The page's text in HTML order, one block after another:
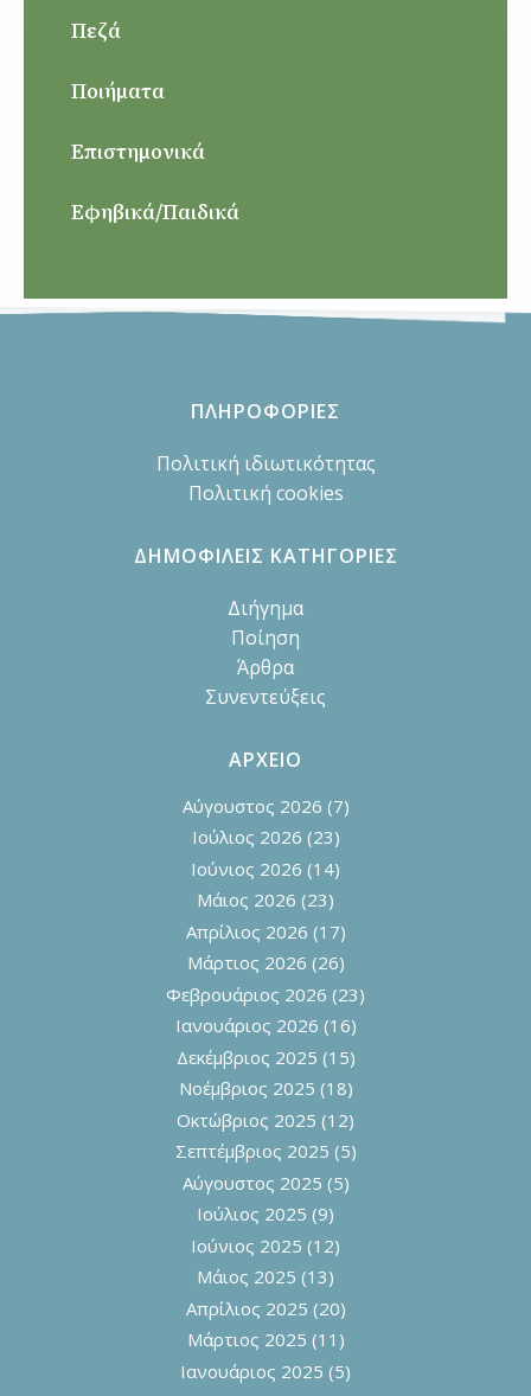
Πεζά
Ποιήματα
Επιστημονικά
Εφηβικά/Παιδικά
ΠΛΗΡΟΦΟΡΙΕΣ
Πολιτική ιδιωτικότητας
Πολιτική cookies
ΔΗΜΟΦΙΛΕΙΣ ΚΑΤΗΓΟΡΙΕΣ
Διήγημα
Ποίηση
Άρθρα
Συνεντεύξεις
ΑΡΧΕΙΟ
Αύγουστος 2026 (7)
Ιούλιος 2026 (23)
Ιούνιος 2026 (14)
Μάιος 2026 (23)
Απρίλιος 2026 (17)
Μάρτιος 2026 (26)
Φεβρουάριος 2026 (23)
Ιανουάριος 2026 (16)
Δεκέμβριος 2025 (15)
Νοέμβριος 2025 (18)
Οκτώβριος 2025 (12)
Σεπτέμβριος 2025 (5)
Αύγουστος 2025 (5)
Ιούλιος 2025 (9)
Ιούνιος 2025 (12)
Μάιος 2025 (13)
Απρίλιος 2025 (20)
Μάρτιος 2025 (11)
Ιανουάριος 2025 (5)